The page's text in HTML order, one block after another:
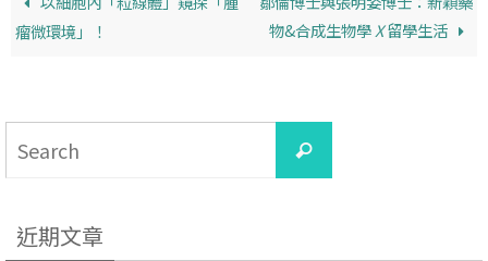
k
k
瘤微環境」！
物&合成生物學X留學生活
Search
近期文章